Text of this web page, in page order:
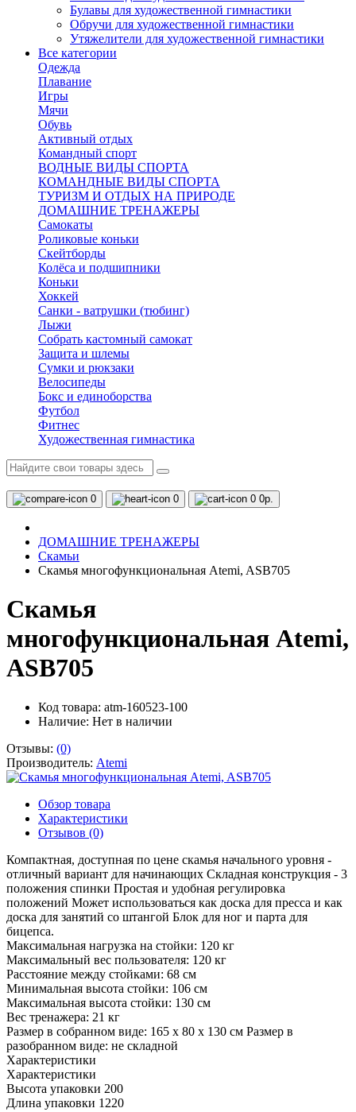
Булавы для художественной гимнастики
Обручи для художественной гимнастики
Утяжелители для художественной гимнастики
Все категории
Одежда
Плавание
Игры
Мячи
Обувь
Активный отдых
Командный спорт
ВОДНЫЕ ВИДЫ СПОРТА
КОМАНДНЫЕ ВИДЫ СПОРТА
ТУРИЗМ И ОТДЫХ НА ПРИРОДЕ
ДОМАШНИЕ ТРЕНАЖЕРЫ
Самокаты
Роликовые коньки
Скейтборды
Колёса и подшипники
Коньки
Хоккей
Санки - ватрушки (тюбинг)
Лыжи
Собрать кастомный самокат
Защита и шлемы
Сумки и рюкзаки
Велосипеды
Бокс и единоборства
Футбол
Фитнес
Художественная гимнастика
0 0 0 0р.
ДОМАШНИЕ ТРЕНАЖЕРЫ
Скамьи
Скамья многофункциональная Atemi, ASB705
Скамья
многофункциональная Atemi,
ASB705
Код товара: atm-160523-100
Наличие: Нет в наличии
Отзывы: (0)
Производитель: Atemi
Обзор товара
Характеристики
Отзывов (0)
Компактная, доступная по цене скамья начального уровня -
отличный вариант для начинающих Складная конструкция - 3
положения спинки Простая и удобная регулировка
положений Может использоваться как доска для пресса и как
доска для занятий со штангой Блок для ног и парта для
бицепса.
Максимальная нагрузка на стойки: 120 кг
Максимальный вес пользователя: 120 кг
Расстояние между стойками: 68 см
Минимальная высота стойки: 106 см
Максимальная высота стойки: 130 см
Вес тренажера: 21 кг
Размер в собранном виде: 165 х 80 х 130 см Размер в
разобранном виде: не складной
Характеристики
Характеристики
Высота упаковки 200
Длина упаковки 1220